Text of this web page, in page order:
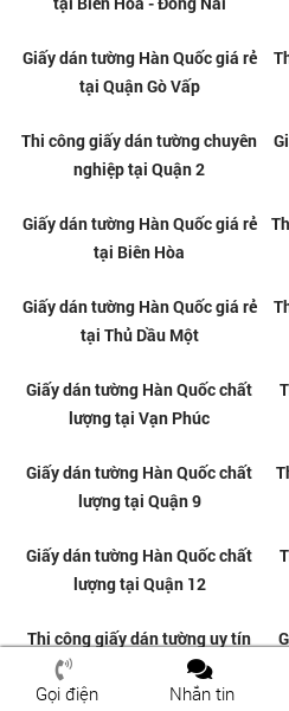
tốt tại Quận 9
Giấy dán tường Hàn Quốc giá rẻ
Gọi điện Nhắn tin